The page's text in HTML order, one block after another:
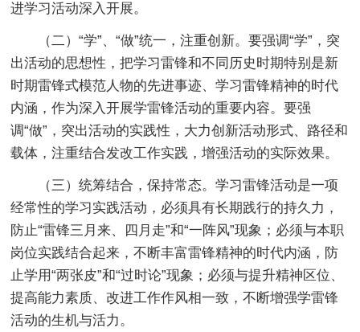
进学习活动深入开展。
（二）“学”、“做”统一，注重创新。要强调“学”，突
出活动的思想性，把学习雷锋和不同历史时期特别是新
时期雷锋式模范人物的先进事迹、学习雷锋精神的时代
内涵，作为深入开展学雷锋活动的重要内容。要强
调“做”，突出活动的实践性，大力创新活动形式、路径和
载体，注重结合发改工作实践，增强活动的实际效果。
（三）统筹结合，保持常态。学习雷锋活动是一项
经常性的学习实践活动，必须具有长期践行的持久力，
防止“雷锋三月来、四月走”和“一阵风”现象；必须与本职
岗位实践结合起来，不断丰富雷锋精神的时代内涵，防
止学用“两张皮”和“过时论”现象；必须与提升精神区位、
提高能力素质、改进工作作风相一致，不断增强学雷锋
活动的生机与活力。